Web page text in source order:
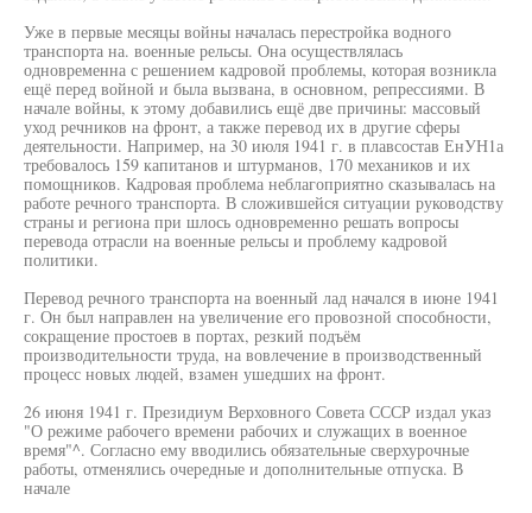
Уже в первые месяцы войны началась перестройка водного
транспорта на. военные рельсы. Она осуществлялась
одновременна с решением кадровой проблемы, которая возникла
ещё перед войной и была вызвана, в основном, репрессиями. В
начале войны, к этому добавились ещё две причины: массовый
уход речников на фронт, а также перевод их в другие сферы
деятельности. Например, на 30 июля 1941 г. в плавсостав ЕнУН1а
требовалось 159 капитанов и штурманов, 170 механиков и их
помощников. Кадровая проблема неблагоприятно сказывалась на
работе речного транспорта. В сложившейся ситуации руководству
страны и региона при шлось одновременно решать вопросы
перевода отрасли на военные рельсы и проблему кадровой
политики.
Перевод речного транспорта на военный лад начался в июне 1941
г. Он был направлен на увеличение его провозной способности,
сокращение простоев в портах, резкий подъём
производительности труда, на вовлечение в производственный
процесс новых людей, взамен ушедших на фронт.
26 июня 1941 г. Президиум Верховного Совета СССР издал указ
"О режиме рабочего времени рабочих и служащих в военное
время"^. Согласно ему вводились обязательные сверхурочные
работы, отменялись очередные и дополнительные отпуска. В
начале